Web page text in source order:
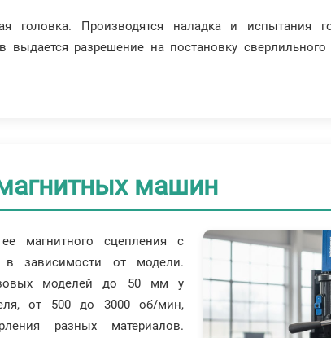
головка. Производятся наладка и испытания
выдается разрешение на постановку
машин
магнитного сцепления с
зависимости от модели.
моделей до 50 мм у
от 500 до 3000 об/мин,
разных материалов.